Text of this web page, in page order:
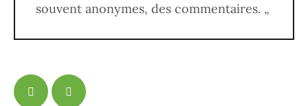
souvent anonymes, des commentaires. „